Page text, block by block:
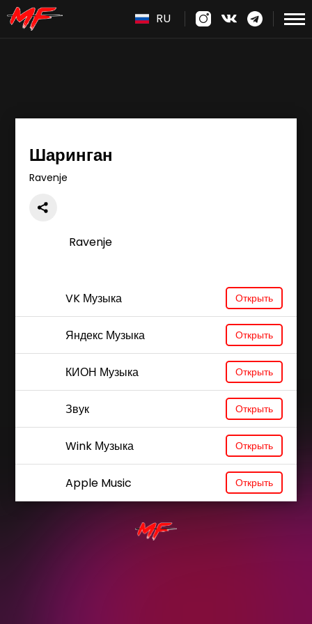
RU
Шаринган
Ravenje
Ravenje
VK Музыка Открыть
Яндекс Музыка Открыть
КИОН Музыка Открыть
Звук Открыть
Wink Музыка Открыть
Apple Music Открыть